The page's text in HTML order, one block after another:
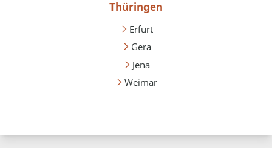
Thüringen
Erfurt
Gera
Jena
Weimar